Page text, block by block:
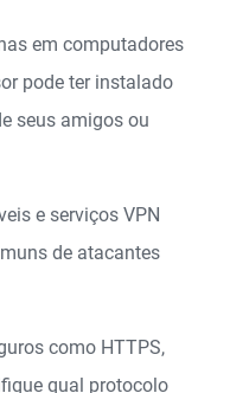
em computadores
pode ter instalado
seus amigos ou
e serviços VPN
de atacantes
como HTTPS,
qual protocolo